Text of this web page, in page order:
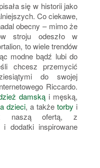
się w historii jako
Co ciekawe,
obecny – mimo że
stroju odeszło w
to wiele trendów
modne bądź lubi do
chcesz przemycić
do swojej
Riccardo.
damską i męską,
dzieci, a takżetorby i
naszą ofertą, z
dodatki inspirowane